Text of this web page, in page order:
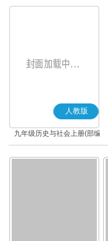
人教版
九年级历史与社会上册(部编
版)